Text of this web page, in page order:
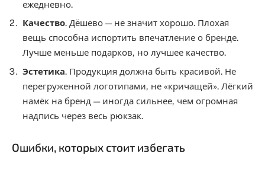
ежедневно.
Качество. Дёшево — не значит хорошо. Плохая
вещь способна испортить впечатление о бренде.
Лучше меньше подарков, но лучшее качество.
Эстетика. Продукция должна быть красивой. Не
перегруженной логотипами, не «кричащей». Лёгкий
намёк на бренд — иногда сильнее, чем огромная
надпись через весь рюкзак.
Ошибки, которых стоит избегать